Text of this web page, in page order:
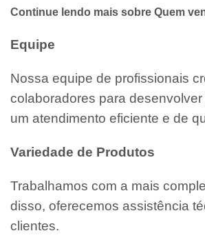
Continue lendo mais sobre Quem
Equipe
Nossa equipe de profissionais
colaboradores para
um atendimento eficiente e de
Variedade de Produtos
Trabalhamos com a mais
disso, oferecemos assistência
clientes.